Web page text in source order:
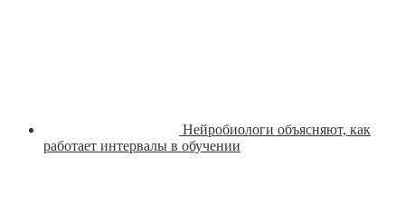
Нейробиологи объясняют, как
работает интервалы в обучении